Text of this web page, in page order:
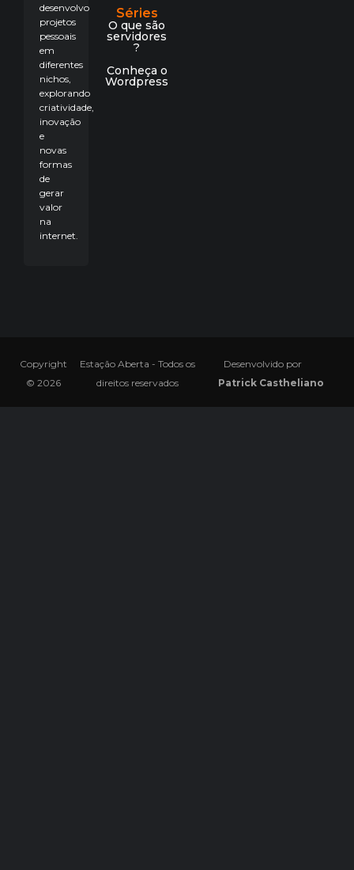
desenvolvo
projetos
pessoais
em
diferentes
nichos,
explorando
criatividade,
inovação
e
novas
formas
de
gerar
valor
na
internet.
Séries
O que são
servidores
?
Conheça o
Wordpress
Copyright
© 2026
Estação Aberta - Todos os
direitos reservados
Desenvolvido por
Patrick Castheliano